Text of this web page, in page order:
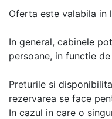
Oferta este valabila in
In general, cabinele
persoane, in functie
Preturile si
rezervarea se face
In cazul in care o